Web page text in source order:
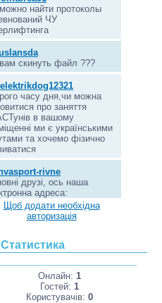
Щоб додати необхідна
авторизація
Статистика
Онлайн: 1
Гостей: 1
Користувачів: 0